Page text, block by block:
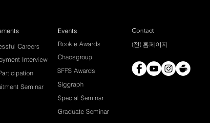
Careers
Interview
Seminar
Rookie Awards
Chaosgroup
Special Seminar
Siggraph
Graduate Seminar
SFFS Awards
Events
Contact
(전) 홈페이지